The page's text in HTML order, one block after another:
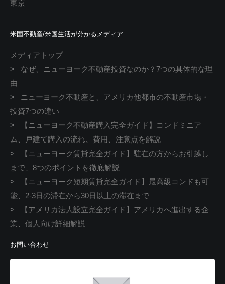
東京
米国不動産/米国生活が分かるメディア
メディアトップ
> なぜ、ニューヨーク不動産投資なのか？7つの具体的な理
由
>
ニューヨーク不動産と、アメリカ他都市の不動産市場・
投資7つの違い
>
【ニューヨーク不動産購入完全ガイド】コンドミニア
ム、戸建て購入の流れ、費用、注意点を解説
>
【ニューヨーク賃貸完全ガイド】駐在の方からお引越し
まで、8つのポイントを徹底解説
>
【ニューヨーク短期賃貸完全ガイド】最高級コンドも可
能、2-3日の滞在から30日以上の滞在まで
>
【アメリカ法人設立完全ガイド】アメリカへ進出する企
業、個人向け詳細解説
お問い合わせ